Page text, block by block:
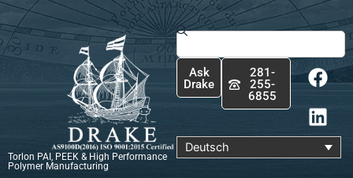
Zum
Inhalt
springen
Torlon PAI, PEEK & High Performance
Polymer Manufacturing
Suche
Ask
Drake
281-
255-
6855
F
a
c
e
b
o
L
i
n
k
e
d
Deutsch